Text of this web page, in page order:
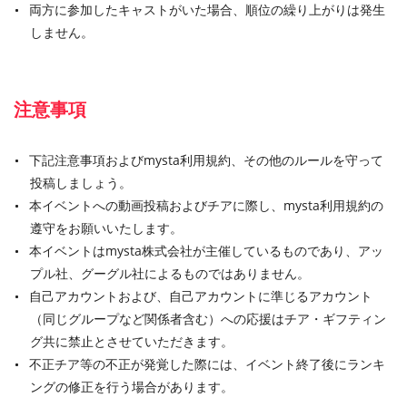
両方に参加したキャストがいた場合、順位の繰り上がりは発生
しません。
注意事項
下記注意事項およびmysta利用規約、その他のルールを守って
投稿しましょう。
本イベントへの動画投稿およびチアに際し、mysta利用規約の
遵守をお願いいたします。
本イベントはmysta株式会社が主催しているものであり、アッ
プル社、グーグル社によるものではありません。
自己アカウントおよび、自己アカウントに準じるアカウント
（同じグループなど関係者含む）への応援はチア・ギフティン
グ共に禁止とさせていただきます。
不正チア等の不正が発覚した際には、イベント終了後にランキ
ングの修正を行う場合があります。